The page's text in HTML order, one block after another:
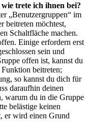
trete ich ihnen bei?
„Benutzergruppen“ im
beitreten möchtest,
Schaltfläche machen.
Einige erfordern erst
sein und
offen ist, kannst du
beitreten;
so kannst du dich für
daraufhin deinen
warum du in die Gruppe
belästige keinen
er wird einen Grund